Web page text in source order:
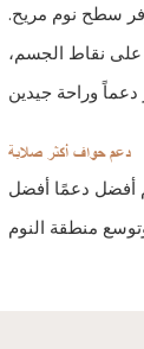
سطح نوم مريح.
نقاط الجسم،
دعم حواف أكثر صلابة
360 درجة مع دعم أفضل دعمًا أفضل